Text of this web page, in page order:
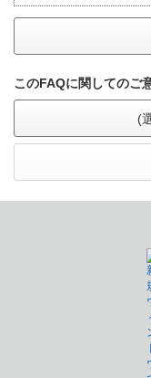
このFAQに関してのご
(